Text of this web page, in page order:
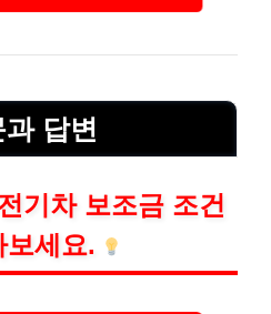
답변
기차 보조금 조건
보세요.